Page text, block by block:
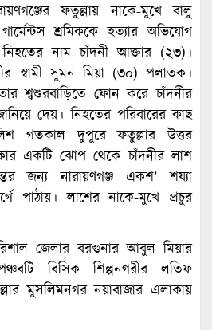
ফতুল্লায় নাকে-মুখে বালু
শ্রমিককে হত্যার অভিযোগ
নিহতের নাম চাঁদনী আক্তার (২৩)।
স্বামী সুমন মিয়া (৩০) পলাতক।
শ্বশুরবাড়িতে ফোন করে চাঁদনীর
দেয়। নিহতের পরিবারের কাছ
গতকাল দুপুরে ফতুল্লার উত্তর
একটি ঝোপ থেকে চাঁদনীর লাশ
জন্য নারায়ণগঞ্জ একশ’ শয্যা
পাঠায়। লাশের নাকে-মুখে প্রচুর
জেলার বরগুনার আবুল মিয়ার
বিসিক শিল্পনগরীর লতিফ
মুসলিমনগর নয়াবাজার এলাকায়